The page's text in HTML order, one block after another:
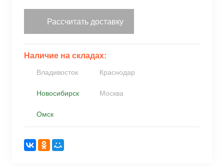
Рассчитать доставку
Наличие на складах:
Владивосток Краснодар
Новосибирск Москва
Омск